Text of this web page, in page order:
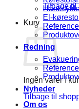
Tilbage til
Kurv
Ingen varer i
Tilbage til
El-
Redning
Nyheder
Om os